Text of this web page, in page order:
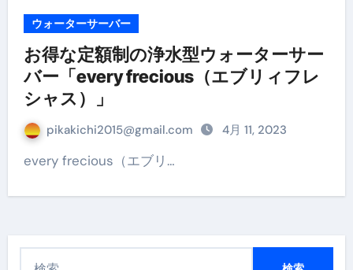
ウォーターサーバー
お得な定額制の浄水型ウォーターサー
バー「every frecious（エブリィフレ
シャス）」
pikakichi2015@gmail.com 4月 11, 2023
every frecious（エブリ…